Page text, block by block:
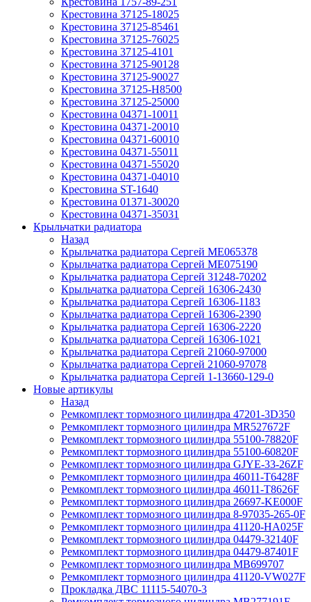
Крестовина 37125-18025
Крестовина 37125-85461
Крестовина 37125-76025
Крестовина 37125-4101
Крестовина 37125-90128
Крестовина 37125-90027
Крестовина 37125-H8500
Крестовина 37125-25000
Крестовина 04371-10011
Крестовина 04371-20010
Крестовина 04371-60010
Крестовина 04371-55011
Крестовина 04371-55020
Крестовина 04371-04010
Крестовина ST-1640
Крестовина 01371-30020
Крестовина 04371-35031
Крыльчатки радиатора
Назад
Крыльчатка радиатора Сергей ME065378
Крыльчатка радиатора Сергей ME075190
Крыльчатка радиатора Сергей 31248-70202
Крыльчатка радиатора Сергей 16306-2430
Крыльчатка радиатора Сергей 16306-1183
Крыльчатка радиатора Сергей 16306-2390
Крыльчатка радиатора Сергей 16306-2220
Крыльчатка радиатора Сергей 16306-1021
Крыльчатка радиатора Сергей 21060-97000
Крыльчатка радиатора Сергей 21060-97078
Крыльчатка радиатора Сергей 1-13660-129-0
Новые артикулы
Назад
Ремкомплект тормозного цилиндра 47201-3D350
Ремкомплект тормозного цилиндра MR527672F
Ремкомплект тормозного цилиндра 55100-78820F
Ремкомплект тормозного цилиндра 55100-60820F
Ремкомплект тормозного цилиндра GJYE-33-26ZF
Ремкомплект тормозного цилиндра 46011-T6428F
Ремкомплект тормозного цилиндра 46011-T8626F
Ремкомплект тормозного цилиндра 26697-KE000F
Ремкомплект тормозного цилиндра 8-97035-265-0F
Ремкомплект тормозного цилиндра 41120-HA025F
Ремкомплект тормозного цилиндра 04479-32140F
Ремкомплект тормозного цилиндра 04479-87401F
Ремкомплект тормозного цилиндра MB699707
Ремкомплект тормозного цилиндра 41120-VW027F
Прокладка ДВС 11115-54070-3